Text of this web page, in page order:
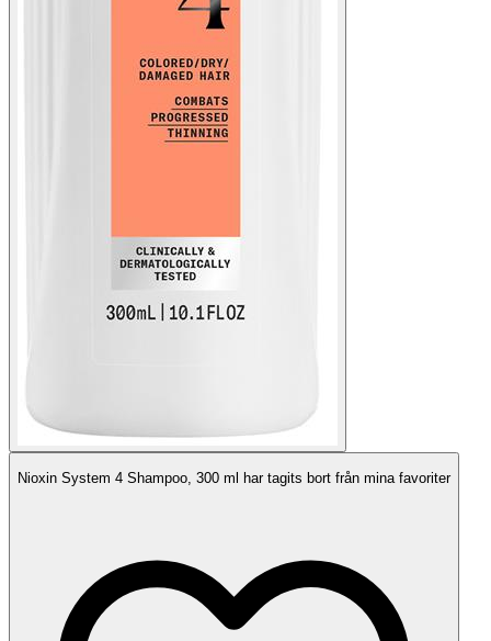
Nioxin System 4 Shampoo, 300 ml har tagits bort från mina favoriter